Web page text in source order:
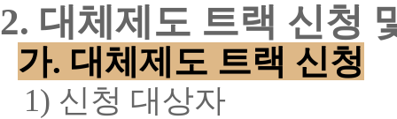
2. 대체제도 트랙 신청
가. 대체제도 트랙 신청
1) 신청 대상자